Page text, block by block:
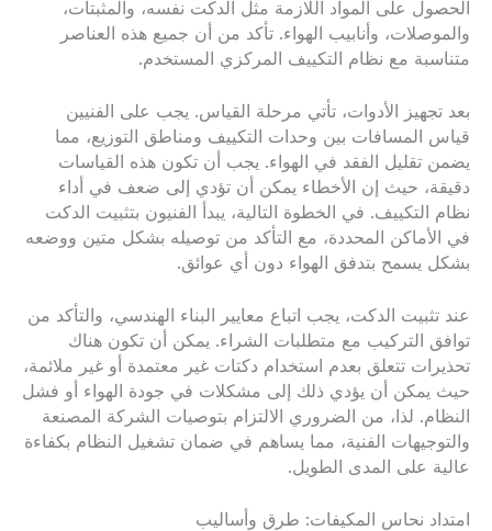
الحصول على المواد اللازمة مثل الدكت نفسه، والمثبتات،
والموصلات، وأنابيب الهواء. تأكد من أن جميع هذه العناصر
متناسبة مع نظام التكييف المركزي المستخدم.
بعد تجهيز الأدوات، تأتي مرحلة القياس. يجب على الفنيين
قياس المسافات بين وحدات التكييف ومناطق التوزيع، مما
يضمن تقليل الفقد في الهواء. يجب أن تكون هذه القياسات
دقيقة، حيث إن الأخطاء يمكن أن تؤدي إلى ضعف في أداء
نظام التكييف. في الخطوة التالية، يبدأ الفنيون بتثبيت الدكت
في الأماكن المحددة، مع التأكد من توصيله بشكل متين ووضعه
بشكل يسمح بتدفق الهواء دون أي عوائق.
عند تثبيت الدكت، يجب اتباع معايير البناء الهندسي، والتأكد من
توافق التركيب مع متطلبات الشراء. يمكن أن تكون هناك
تحذيرات تتعلق بعدم استخدام دكتات غير معتمدة أو غير ملائمة،
حيث يمكن أن يؤدي ذلك إلى مشكلات في جودة الهواء أو فشل
النظام. لذا، من الضروري الالتزام بتوصيات الشركة المصنعة
والتوجيهات الفنية، مما يساهم في ضمان تشغيل النظام بكفاءة
عالية على المدى الطويل.
امتداد نحاس المكيفات: طرق وأساليب